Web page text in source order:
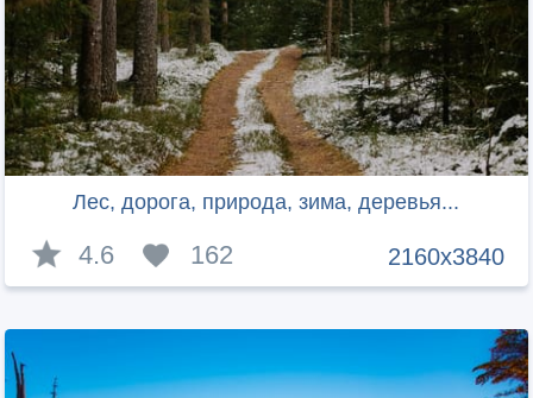
Лес, дорога, природа, зима, деревья...
2160x3840
4.6 162